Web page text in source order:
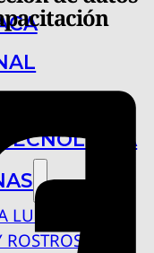
LUPA
ROSTROS